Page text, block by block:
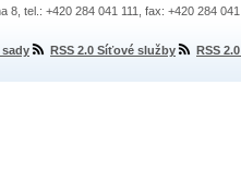
8, tel.: +420 284 041 111, fax: +420 284
sady RSS 2.0 Síťové služby RSS